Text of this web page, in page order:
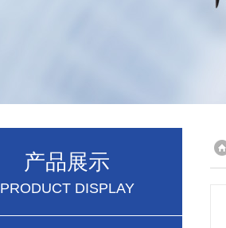
产品展示
PRODUCT DISPLAY